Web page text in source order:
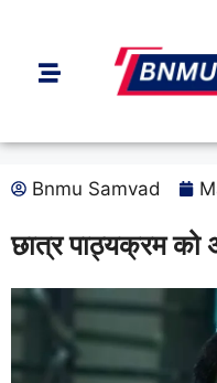
Bnmu Samvad
छात्र पाठ्यक्रम को